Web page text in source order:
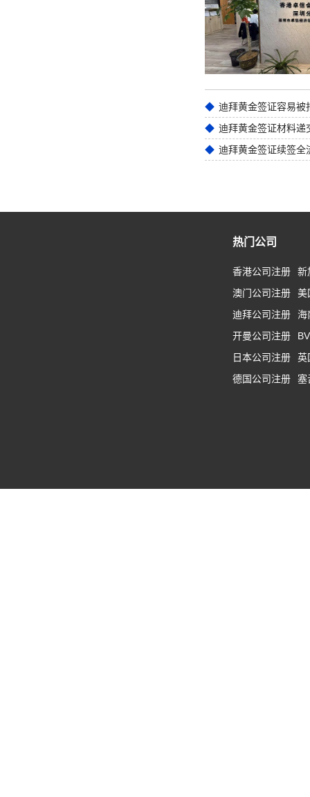
迪拜黄金签证材料递
迪拜黄金签证续签全
热门公司
香港公司注册
新
澳门公司注册
美
迪拜公司注册
海
开曼公司注册
日本公司注册
英
德国公司注册
塞